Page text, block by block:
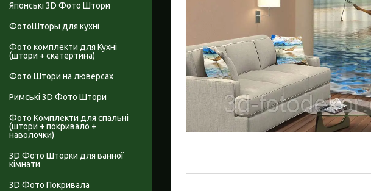
Японські 3D Фото Штори
ФотоШторы для кухні
Фото комплекти для Кухні
(штори + скатертина)
Фото Штори на люверсах
Римські 3D Фото Штори
Фото Комплекти для спальні
(штори + покривало +
наволочки)
3D Фото Шторки для ванної
кімнати
3D Фото Покривала